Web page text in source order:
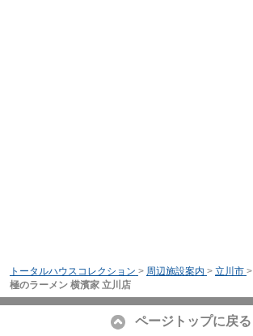
トータルハウスコレクション > 周辺施設案内 > 立川市 >
極のラーメン 横濱家 立川店
ページトップに戻る